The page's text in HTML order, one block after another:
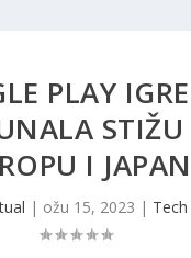
PLAY
STIŽU
I JAPAN
| ožu 15, 2023 | Tech